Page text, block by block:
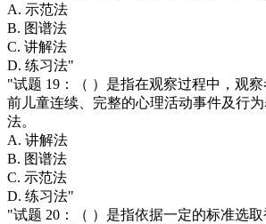
A. 示范法
B. 图谱法
C. 讲解法
D. 练习法"
"试题 19：（ ）是指在观察过程中，观
前儿童连续、完整的心理活动事件及行
法。
A. 讲解法
B. 图谱法
C. 示范法
D. 练习法"
"试题 20：（ ）是指依据一定的标准选